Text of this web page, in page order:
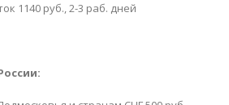
1140 руб., 2-3 раб. дней